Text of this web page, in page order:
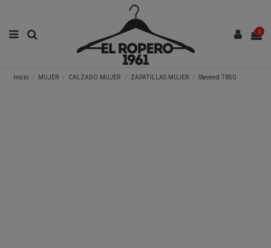
0
Inicio MUJER CALZADO MUJER ZAPATILLAS MUJER Stevend 7850